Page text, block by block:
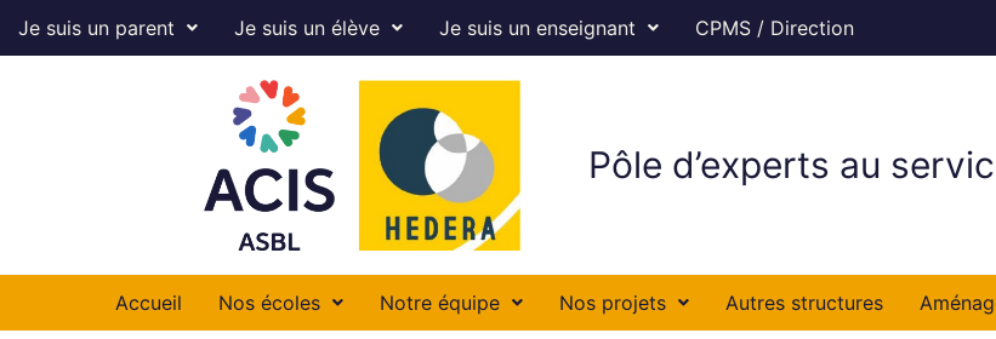
Je suis un parent Je suis un élève Je suis un enseignant CPMS / Direction
Pôle d’experts au
Accueil Nos écoles Notre équipe Nos projets Autres structures